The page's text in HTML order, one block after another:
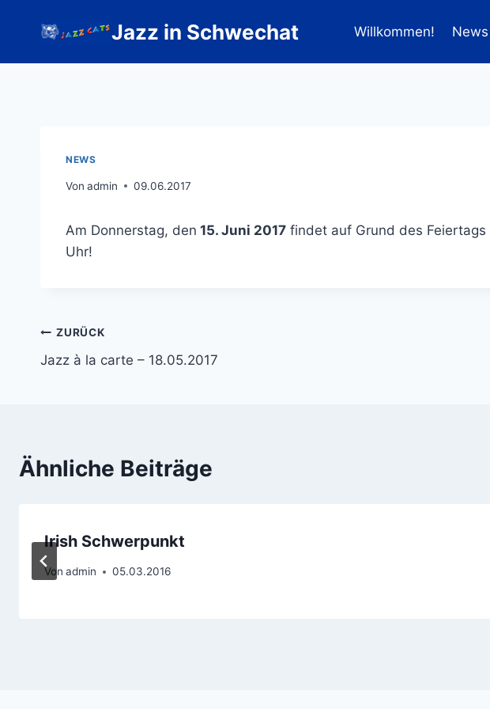
Jazz in Schwechat Willkommen! News
NEWS
Von admin 09.06.2017
Am Donnerstag, den 15. Juni 2017 findet auf Grund des Feiertags
Uhr!
Beitragsnavigation
ZURÜCK
Jazz à la carte – 18.05.2017
Ähnliche Beiträge
Irish Schwerpunkt
Von admin 05.03.2016